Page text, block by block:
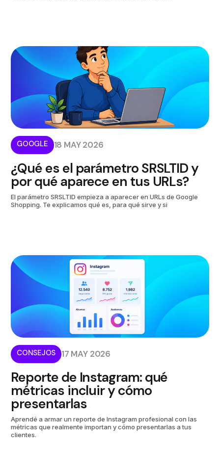
GOOGLE 18 MAY 2026
¿Qué es el parámetro SRSLTID y
por qué aparece en tus URLs?
El parámetro SRSLTID empieza a aparecer en URLs de Google
Shopping. Te explicamos qué es, para qué sirve y si
CONSEJOS 17 MAY 2026
Reporte de Instagram: qué
métricas incluir y cómo
presentarlas
Aprendé a armar un reporte de Instagram profesional con las
métricas que realmente importan y cómo presentarlas a tus
clientes.